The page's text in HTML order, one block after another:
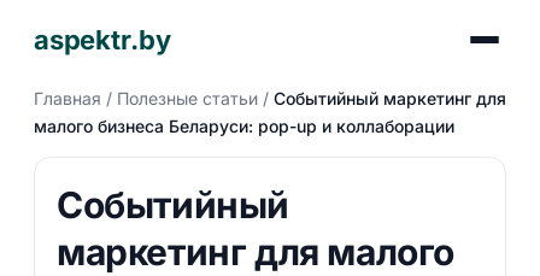
aspektr.by
Главная / Полезные статьи/ Событийный маркетинг для
малого бизнеса Беларуси: pop-up и коллаборации
Событийный
маркетинг для малого